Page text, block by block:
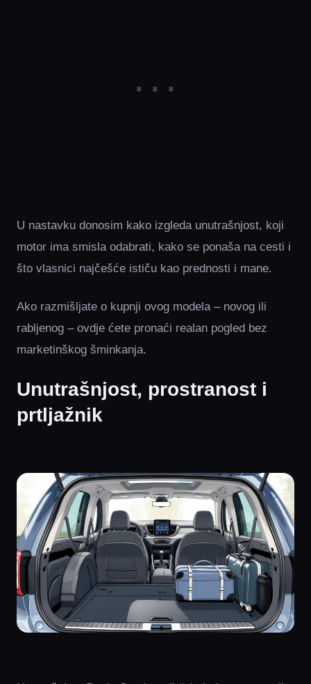
U nastavku donosim kako izgleda unutrašnjost, koji
motor ima smisla odabrati, kako se ponaša na cesti i
što vlasnici najčešće ističu kao prednosti i mane.
Ako razmišljate o kupnji ovog modela – novog ili
rabljenog – ovdje ćete pronaći realan pogled bez
marketinškog šminkanja.
Unutrašnjost, prostranost i
prtljažnik